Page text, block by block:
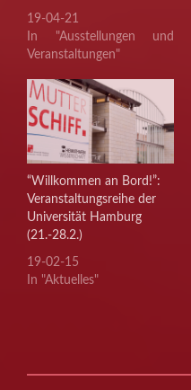
19-04-21
In "Ausstellungen und
Veranstaltungen"
“Willkommen an Bord!”:
Veranstaltungsreihe der
Universität Hamburg
(21.-28.2.)
19-02-15
In "Aktuelles"